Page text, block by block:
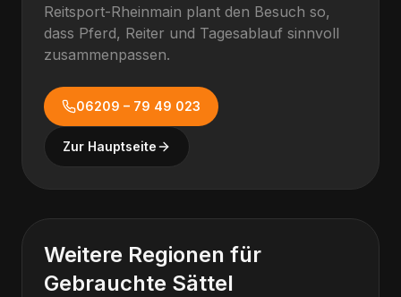
Reitsport-Rheinmain plant den Besuch so,
dass Pferd, Reiter und Tagesablauf sinnvoll
zusammenpassen.
06209 – 79 49 023
Zur Hauptseite
Weitere Regionen für
Gebrauchte Sättel